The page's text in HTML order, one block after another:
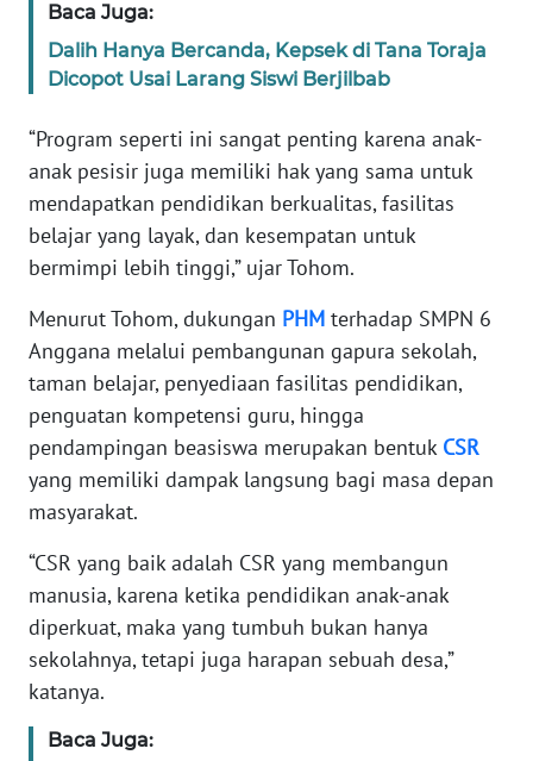
Baca Juga:
Dalih Hanya Bercanda, Kepsek di Tana Toraja
Dicopot Usai Larang Siswi Berjilbab
“Program seperti ini sangat penting karena anak-
anak pesisir juga memiliki hak yang sama untuk
mendapatkan pendidikan berkualitas, fasilitas
belajar yang layak, dan kesempatan untuk
bermimpi lebih tinggi,” ujar Tohom.
Menurut Tohom, dukungan PHM terhadap SMPN 6
Anggana melalui pembangunan gapura sekolah,
taman belajar, penyediaan fasilitas pendidikan,
penguatan kompetensi guru, hingga
pendampingan beasiswa merupakan bentuk CSR
yang memiliki dampak langsung bagi masa depan
masyarakat.
“CSR yang baik adalah CSR yang membangun
manusia, karena ketika pendidikan anak-anak
diperkuat, maka yang tumbuh bukan hanya
sekolahnya, tetapi juga harapan sebuah desa,”
katanya.
Baca Juga:
KARIR
DISCLAIMER
Wahana
News
Regional
WN
SUMUT
JAKARTA
WN
JABAR
WN
WN
NTT
WN